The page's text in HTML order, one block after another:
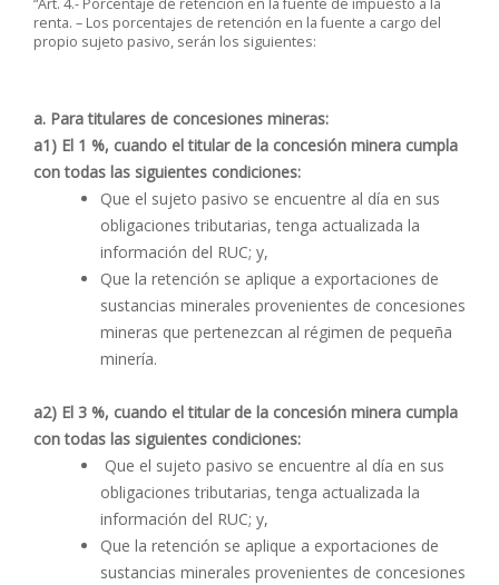
“Art. 4.- Porcentaje de retención en la fuente de impuesto a la
renta. – Los porcentajes de retención en la fuente a cargo del
propio sujeto pasivo, serán los siguientes:
a. Para titulares de concesiones mineras:
a1) El 1 %, cuando el titular de la concesión minera cumpla
con todas las siguientes condiciones:
Que el sujeto pasivo se encuentre al día en sus
obligaciones tributarias, tenga actualizada la
información del RUC; y,
Que la retención se aplique a exportaciones de
sustancias minerales provenientes de concesiones
mineras que pertenezcan al régimen de pequeña
minería.
a2) El 3 %, cuando el titular de la concesión minera cumpla
con todas las siguientes condiciones:
Que el sujeto pasivo se encuentre al día en sus
obligaciones tributarias, tenga actualizada la
información del RUC; y,
Que la retención se aplique a exportaciones de
sustancias minerales provenientes de concesiones